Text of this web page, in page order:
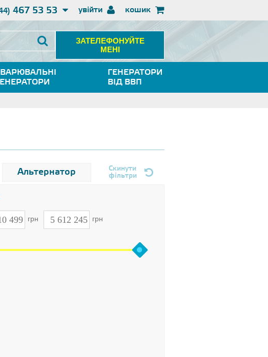
увійти
467 53 53 кошик
ЗАТЕЛЕФОНУЙТЕ
МЕНІ
ГЕНЕРАТОРИ
ВІД ВВП
Альтернатор
Скинути
фільтри
грн грн